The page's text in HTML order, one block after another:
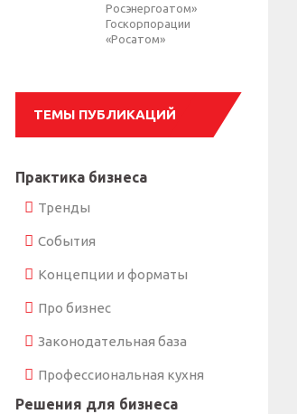
Росэнергоатом»
Госкорпорации
«Росатом»
ТЕМЫ ПУБЛИКАЦИЙ
Практика бизнеса
Тренды
События
Концепции и форматы
Про бизнес
Законодательная база
Профессиональная кухня
Решения для бизнеса